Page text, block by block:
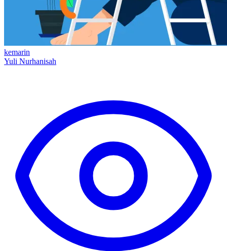
kemarin
Yuli Nurhanisah